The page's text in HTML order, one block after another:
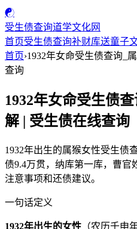
☯
受生债查询道学文化网
首页受生债查询补财库送童子
首页›1932年女命受生债查询_
查询
1932年女命受生债
解 | 受生债在线查询
1932年出生的属猴女性受生债
债9.4万贯，纳库第一库，曹官
注意事项和还债建议。
一句话定义
1932年出生的女性 （农历壬申